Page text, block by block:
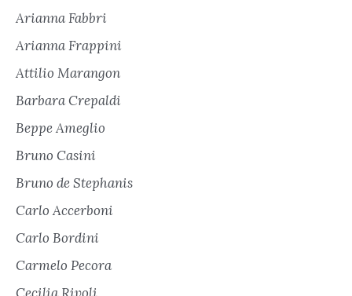
Arianna Fabbri
Arianna Frappini
Attilio Marangon
Barbara Crepaldi
Beppe Ameglio
Bruno Casini
Bruno de Stephanis
Carlo Accerboni
Carlo Bordini
Carmelo Pecora